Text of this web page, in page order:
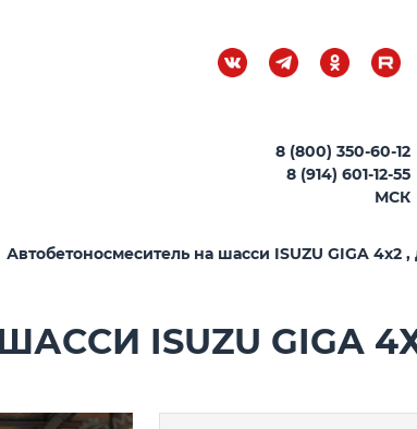
8 (800) 350-60-12
8 (914) 601-12-55
МСК
Автобетоносмеситель на шасси ISUZU GIGA 4х2 ,
ISUZU GIGA